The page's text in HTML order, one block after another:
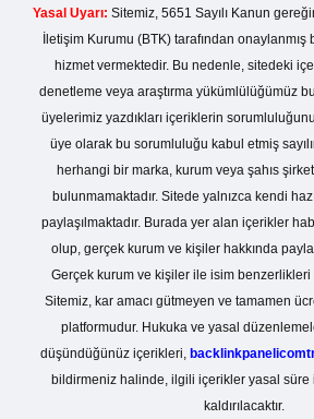
Yasal Uyarı: Sitemiz, 5651 Sayılı Kanun
İletişim Kurumu (BTK) tarafından onaylanmış
hizmet vermektedir. Bu nedenle, sitedeki
denetleme veya araştırma yükümlülüğümüz
üyelerimiz yazdıkları içeriklerin
üye olarak bu sorumluluğu kabul etmiş
herhangi bir marka, kurum veya şahıs
bulunmamaktadır. Sitede yalnızca kendi
paylaşılmaktadır. Burada yer alan içerikler
olup, gerçek kurum ve kişiler hakkında
Gerçek kurum ve kişiler ile isim
Sitemiz, kar amacı gütmeyen ve tamamen
platformudur. Hukuka ve yasal
düşündüğünüz içerikleri,
bildirmeniz halinde, ilgili içerikler yasal süre
kaldırılacaktır.